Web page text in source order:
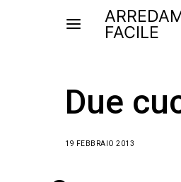
FACILE
Due
19 FEBBRAIO 2013